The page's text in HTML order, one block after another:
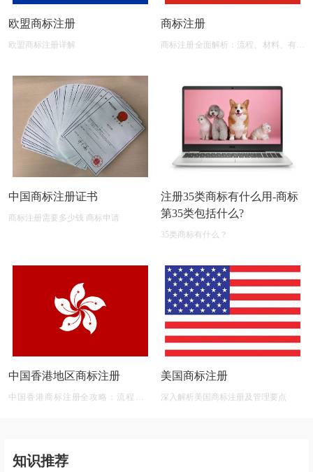
欧盟商标注册
欧盟商标注册详解
商标注册
商标注册全面解析：流程、材料、有效
中国商标注册证书
商标注册需要多少钱 商标申请
注册35类商标有什么用-商标
第35类包括什么?
35类商标有什么？
中国香港地区商标注册
中国香港商标注册全攻略：流程、材
美国商标注册
深入解析美国商标注册及管理要点
知识推荐